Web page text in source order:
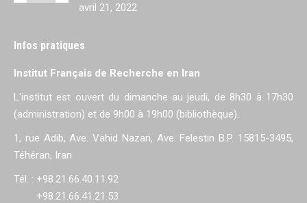
avril 21, 2022
Infos pratiques
Institut Français de Recherche en Iran
L'institut est ouvert du dimanche au jeudi, de 8h30 à 17h30
(administration) et de 9h00 à 19h00 (bibliothèque).
1, rue Adib, Ave. Vahid Nazari, Ave. Felestin B.P. 15815-3495,
Téhéran, Iran
Tél. : +98.21.66.40.11.92
+98.21.66.41.21.53